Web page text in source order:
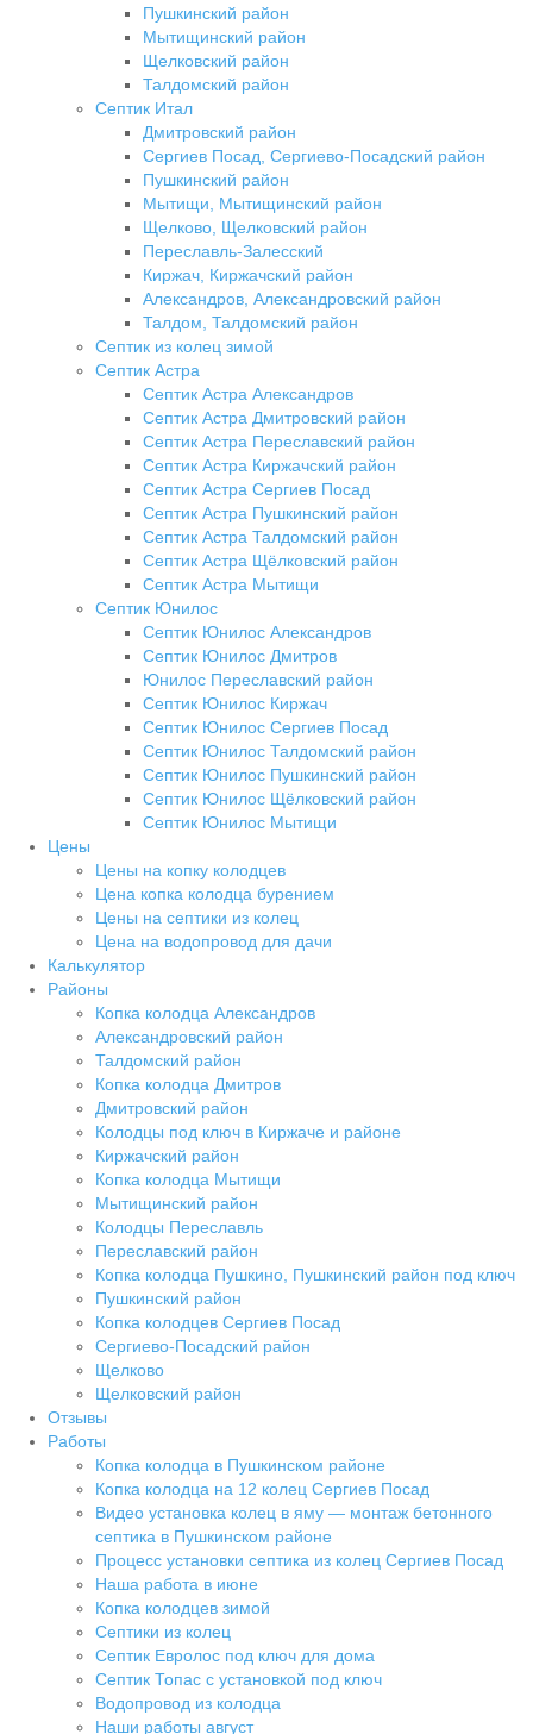
Пушкинский район
Мытищинский район
Щелковский район
Талдомский район
Септик Итал
Дмитровский район
Сергиев Посад, Сергиево-Посадский район
Пушкинский район
Мытищи, Мытищинский район
Щелково, Щелковский район
Переславль-Залесский
Киржач, Киржачский район
Александров, Александровский район
Талдом, Талдомский район
Септик из колец зимой
Септик Астра
Септик Астра Александров
Септик Астра Дмитровский район
Септик Астра Переславский район
Септик Астра Киржачский район
Септик Астра Сергиев Посад
Септик Астра Пушкинский район
Септик Астра Талдомский район
Септик Астра Щёлковский район
Септик Астра Мытищи
Септик Юнилос
Септик Юнилос Александров
Септик Юнилос Дмитров
Юнилос Переславский район
Септик Юнилос Киржач
Септик Юнилос Сергиев Посад
Септик Юнилос Талдомский район
Септик Юнилос Пушкинский район
Септик Юнилос Щёлковский район
Септик Юнилос Мытищи
Цены
Цены на копку колодцев
Цена копка колодца бурением
Цены на септики из колец
Цена на водопровод для дачи
Калькулятор
Районы
Копка колодца Александров
Александровский район
Талдомский район
Копка колодца Дмитров
Дмитровский район
Колодцы под ключ в Киржаче и районе
Киржачский район
Копка колодца Мытищи
Мытищинский район
Колодцы Переславль
Переславский район
Копка колодца Пушкино, Пушкинский район под ключ
Пушкинский район
Копка колодцев Сергиев Посад
Сергиево-Посадский район
Щелково
Щелковский район
Отзывы
Работы
Копка колодца в Пушкинском районе
Копка колодца на 12 колец Сергиев Посад
Видео установка колец в яму — монтаж бетонного
септика в Пушкинском районе
Процесс установки септика из колец Сергиев Посад
Наша работа в июне
Копка колодцев зимой
Септики из колец
Септик Евролос под ключ для дома
Септик Топас с установкой под ключ
Водопровод из колодца
Наши работы август